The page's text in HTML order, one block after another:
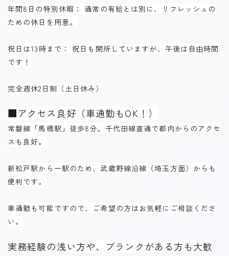
年間8日の特別休暇： 通常の有給とは別に、リフレッシュの
ための休日を用意。
祝日は13時まで： 祝日も開所していますが、午後は自由時間
です！
完全週休2日制（土日休み）
■アクセス良好（車通勤もOK！）
常磐線「馬橋駅」徒歩8分。千代田線直通で都内からのアクセ
スも良好。
新松戸駅から一駅のため、武蔵野線沿線（埼玉方面）からも
便利です。
車通勤も可能ですので、ご希望の方はお気軽にご相談くださ
い。
実務経験の浅い方や、ブランクがある方も大歓